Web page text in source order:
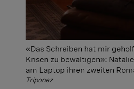
«Das Schreiben hat mir
Krisen zu bewältigen»:
am Laptop ihren zweiten
Triponez